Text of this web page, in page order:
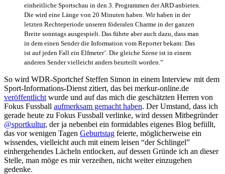
einheitliche Sportschau in den 3. Programmen der ARD anbieten.
Die wird eine Länge von 20 Minuten haben. Wir haben in der
letzten Rechteperiode unseren föderalen Charme in der ganzen
Breite sonntags ausgespielt. Das führte aber auch dazu, dass man
in dem einen Sender die Information vom Reporter bekam: Das
ist auf jeden Fall ein Elfmeter’. Die gleiche Szene ist in einem
anderen Sender vielleicht anders beurteilt worden.”
So wird WDR-Sportchef Steffen Simon in einem Interview mit dem
Sport-Informations-Dienst zitiert, das bei merkur-online.de
veröffentlicht wurde und auf das mich die geschätzten Herren von
Fokus Fussball aufmerksam gemacht haben. Der Umstand, dass ich
gerade heute zu Fokus Fussball verlinke, wird dessen Mitbegründer
@sportkultur, der ja nebenbei ein formidables eigenes Blog befüllt,
das vor wenigen Tagen Geburtstag feierte, möglicherweise ein
wissendes, vielleicht auch mit einem leisen “der Schlingel”
einhergehendes Lächeln entlocken, auf dessen Gründe ich an dieser
Stelle, man möge es mir verzeihen, nicht weiter einzugehen
gedenke.